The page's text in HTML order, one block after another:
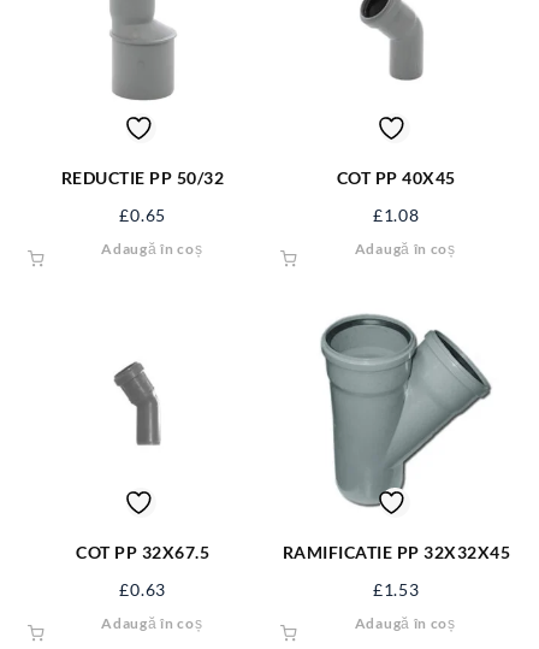
REDUCTIE PP 50/32
£0.65
Adaugă în coș
COT PP 40X45
£1.08
Adaugă în coș
COT PP 32X67.5
£0.63
Adaugă în coș
RAMIFICATIE PP 32X32X45
£1.53
Adaugă în coș